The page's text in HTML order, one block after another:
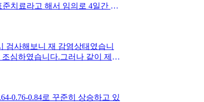
치료라고 해서 임의로 4일간 그
방대로 250mg 2회로 유지하는
습니다.약사님들의 고견을 꼭
검사해보니 재 감염상태였습니
심하였습니다.그러나 같이 제균
회생활을 하는 아내는 의외로 안
상태였습니다.아마도 역류시 잇
는 확실히 제균이 안된 제균 실패
0.76-0.84로 꾸준히 상승하고 있